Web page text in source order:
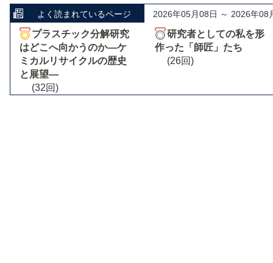
よく読まれているページ 2026年05月08日 ～ 2026年08
プラスチック分解研究
はどこへ向かうのか―ケ
ミカルリサイクルの歴史
と展望―
(32回)
研究者としての私を形
作った「師匠」たち
(26回)